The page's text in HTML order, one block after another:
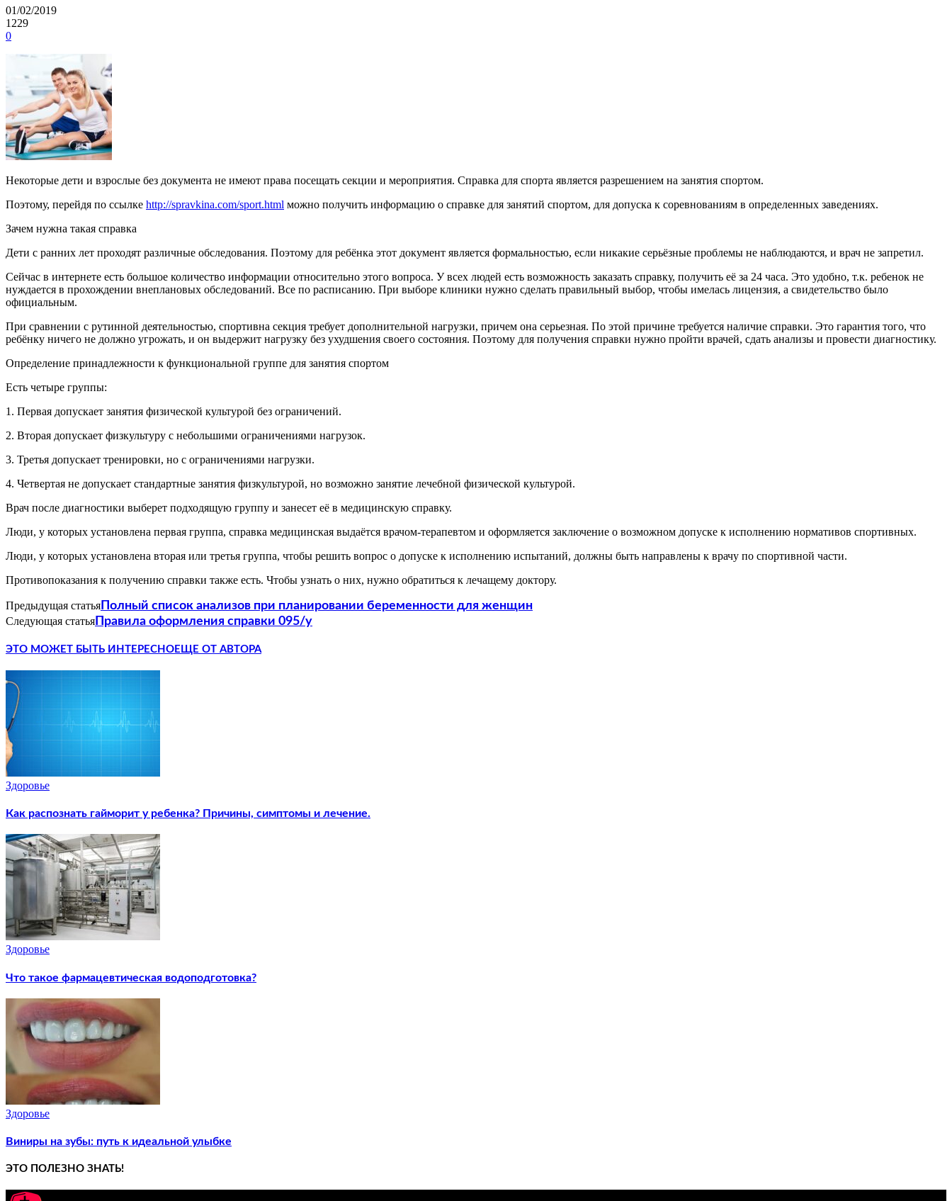
01/02/2019
1229
0
Некоторые дети и взрослые без документа не имеют права посещать секции и мероприятия. Справка для спорта является разрешением на занятия спортом.
Поэтому, перейдя по ссылке http://spravkina.com/sport.html можно получить информацию о справке для занятий спортом, для допуска к соревнованиям в определенных заведениях.
Зачем нужна такая справка
Дети с ранних лет проходят различные обследования. Поэтому для ребёнка этот документ является формальностью, если никакие серьёзные проблемы не наблюдаются, и врач не запретил.
Сейчас в интернете есть большое количество информации относительно этого вопроса. У всех людей есть возможность заказать справку, получить её за 24 часа. Это удобно, т.к. ребенок не
нуждается в прохождении внеплановых обследований. Все по расписанию. При выборе клиники нужно сделать правильный выбор, чтобы имелась лицензия, а свидетельство было
официальным.
При сравнении с рутинной деятельностью, спортивна секция требует дополнительной нагрузки, причем она серьезная. По этой причине требуется наличие справки. Это гарантия того, что
ребёнку ничего не должно угрожать, и он выдержит нагрузку без ухудшения своего состояния. Поэтому для получения справки нужно пройти врачей, сдать анализы и провести диагностику.
Определение принадлежности к функциональной группе для занятия спортом
Есть четыре группы:
1. Первая допускает занятия физической культурой без ограничений.
2. Вторая допускает физкультуру с небольшими ограничениями нагрузок.
3. Третья допускает тренировки, но с ограничениями нагрузки.
4. Четвертая не допускает стандартные занятия физкультурой, но возможно занятие лечебной физической культурой.
Врач после диагностики выберет подходящую группу и занесет её в медицинскую справку.
Люди, у которых установлена первая группа, справка медицинская выдаётся врачом-терапевтом и оформляется заключение о возможном допуске к исполнению нормативов спортивных.
Люди, у которых установлена вторая или третья группа, чтобы решить вопрос о допуске к исполнению испытаний, должны быть направлены к врачу по спортивной части.
Противопоказания к получению справки также есть. Чтобы узнать о них, нужно обратиться к лечащему доктору.
Предыдущая статья Полный список анализов при планировании беременности для женщин
Следующая статья Правила оформления справки 095/у
ЭТО МОЖЕТ БЫТЬ ИНТЕРЕСНО ЕЩЕ ОТ АВТОРА
Здоровье
Как распознать гайморит у ребенка? Причины, симптомы и лечение.
Здоровье
Что такое фармацевтическая водоподготовка?
Здоровье
Виниры на зубы: путь к идеальной улыбке
ЭТО ПОЛЕЗНО ЗНАТЬ!